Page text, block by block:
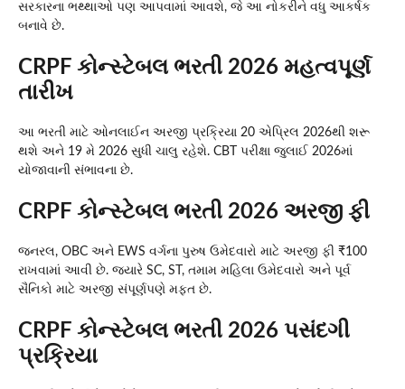
સરકારના ભથ્થાઓ પણ આપવામાં આવશે, જે આ નોકરીને વધુ આકર્ષક
બનાવે છે.
CRPF કોન્સ્ટેબલ ભરતી 2026 મહત્વપૂર્ણ
તારીખ
આ ભરતી માટે ઓનલાઈન અરજી પ્રક્રિયા 20 એપ્રિલ 2026થી શરૂ
થશે અને 19 મે 2026 સુધી ચાલુ રહેશે. CBT પરીક્ષા જુલાઈ 2026માં
યોજાવાની સંભાવના છે.
CRPF કોન્સ્ટેબલ ભરતી 2026 અરજી ફી
જનરલ, OBC અને EWS વર્ગના પુરુષ ઉમેદવારો માટે અરજી ફી ₹100
રાખવામાં આવી છે. જ્યારે SC, ST, તમામ મહિલા ઉમેદવારો અને પૂર્વ
સૈનિકો માટે અરજી સંપૂર્ણપણે મફત છે.
CRPF કોન્સ્ટેબલ ભરતી 2026 પસંદગી
પ્રક્રિયા